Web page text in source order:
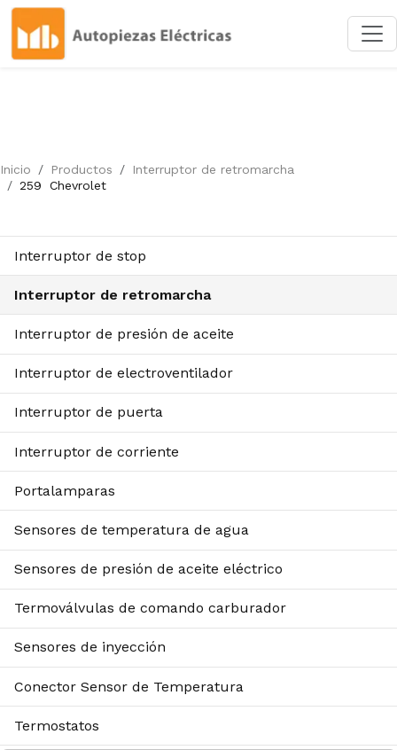
Inicio Productos
Interruptor de retromarcha
259
Chevrolet
Interruptor de stop
Interruptor de retromarcha
Interruptor de presión de aceite
Interruptor de electroventilador
Interruptor de puerta
Interruptor de corriente
Portalamparas
Sensores de temperatura de agua
Sensores de presión de aceite eléctrico
Termoválvulas de comando carburador
Sensores de inyección
Conector Sensor de Temperatura
Termostatos